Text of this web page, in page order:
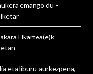
emango du –
Elkartea(e)k
eta liburu-aurkezpena,